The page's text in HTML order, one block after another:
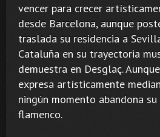
vencer para crecer
desde Barcelona, aunque
traslada su residencia a
Cataluña en su trayectoria
demuestra en Desglaç.
expresa artísticamente
ningún momento abandona
flamenco.